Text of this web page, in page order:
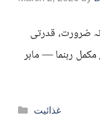
ضرورت، قدرتی
مکمل رہنما — ماہر
Categories
غذائیت